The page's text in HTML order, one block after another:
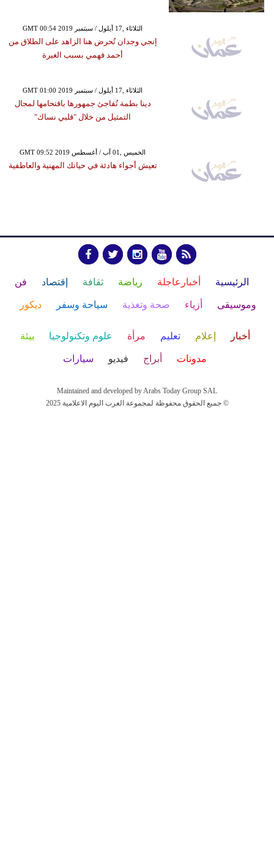
GMT 00:54 2019 الثلاثاء ,17 أيلول / سبتمبر
إنجي وجدان تُحرض هنا الزاهد على الطلاق من
أحمد فهمي بسبب الغيرة
GMT 01:00 2019 الثلاثاء ,17 أيلول / سبتمبر
دينا بطمة تُفاجئ جمهورها باقتحامها لمجال
التمثيل من خلال "قلبي نساك"
GMT 09:52 2019 الخميس ,01 آب / أغسطس
تعيش أجواء هادئة في حياتك المهنية والعاطفية
الرئيسية أخبارعاجلة رياضة ثقافة إقتصاد فن
وموسيقى أزياء صحة وتغذية سياحة وسفر ديكور
أخبار إعلام تعليم مرأة علوم وتكنولوجيا بيئة
مدونات أبراج فيديو سيارات
Maintained and developed by Arabs Today Group SAL
جميع الحقوق محفوظة لمجموعة العرب اليوم الاعلامية 2025 ©